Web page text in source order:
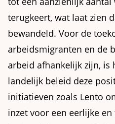
terugkeert, wat laat zien
bewandeld. Voor de
arbeidsmigranten en de
arbeid afhankelijk zijn, is
landelijk beleid deze
initiatieven zoals Lento
inzet voor een eerlijke